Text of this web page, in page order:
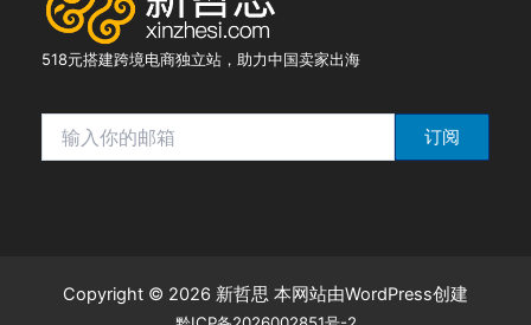
518元搭建跨境电商独立站，助力中国卖家出海
订阅
Copyright © 2026 新哲思 本网站由WordPress创建